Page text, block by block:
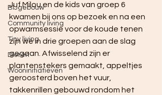
BIJgebouw
Community living
Tiny living
Dieren
Wooninitiatieven
Juf Milou en de kids van groep 6
kwamen bij ons op bezoek en na een
opwarmsessie voor de koude tenen
zijn we in drie groepen aan de slag
gegaan. Afwisselend zijn er
plantenstekers gemaakt, appeltjes
geroosterd boven het vuur,
takkenrillen gebouwd rondom het